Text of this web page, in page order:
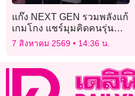
แก๊ง NEXT GEN รวมพลังแก้
เกมโกง แชร์มุมคิดคนรุ่น
ใหม่ รู้ทันการทุจริต
7 สิงหาคม 2569 14:36 น.